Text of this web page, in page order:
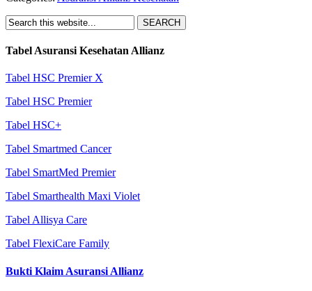
Tabel Asuransi Kesehatan Allianz
Tabel HSC Premier X
Tabel HSC Premier
Tabel HSC+
Tabel Smartmed Cancer
Tabel SmartMed Premier
Tabel Smarthealth Maxi Violet
Tabel Allisya Care
Tabel FlexiCare Family
Bukti Klaim Asuransi Allianz